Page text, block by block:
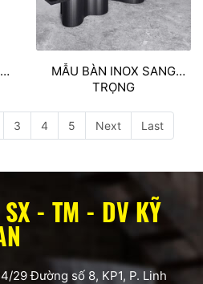
MẪU BÀN INOX SANG
TRỌNG
3 4 5 Next Last
SX - TM - DV KỸ
Đường số 8, KP1, P. Linh